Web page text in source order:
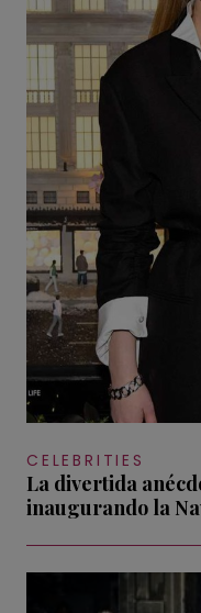
CELEBRITIES
La divertida
inaugurando la